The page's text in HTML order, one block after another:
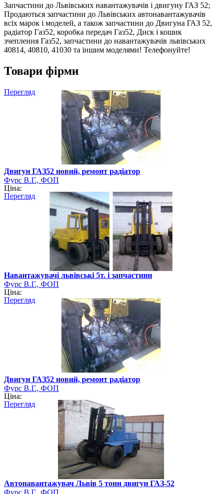
Запчастини до Львівських навантажувачів і двигуну ГАЗ 52;
Продаються запчастини до Львівських автонавантажувачів
всіх марок і моделей, а також запчастини до Двигуна ГАЗ 52,
радіатор Газ52, коробка передач Газ52, Диск і кошик
зчеплення Газ52, запчастини до навантажувачів львівських
40814, 40810, 41030 та іншим моделями! Телефонуйте!
Товари фірми
Перегляд
Двигун ГАЗ52 новий, ремонт радіатор
Фурс В.Г., ФОП
Ціна:
Перегляд
Навантажувачі львівські 5т. і запчастини
Фурс В.Г., ФОП
Ціна:
Перегляд
Двигун ГАЗ52 новий, ремонт радіатор
Фурс В.Г., ФОП
Ціна:
Перегляд
Автонавантажувач Львів 5 тонн двигун ГАЗ-52
Фурс В.Г., ФОП